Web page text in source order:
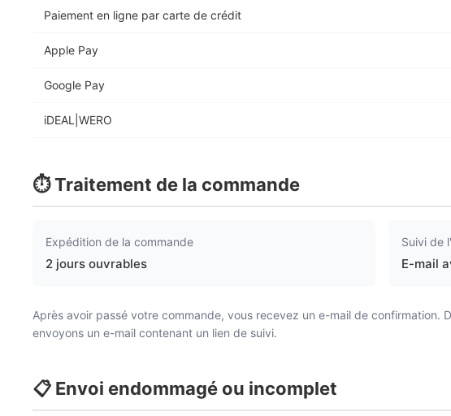
Paiement en ligne par carte de crédit
Apple Pay
Google Pay
iDEAL|WERO
⏱️ Traitement de la commande
Expédition de la commande
2 jours ouvrables
Suivi de
E-mail
Après avoir passé votre commande, vous recevez un e-mail de confirmation.
envoyons un e-mail contenant un lien de suivi.
📋 Envoi endommagé ou incomplet